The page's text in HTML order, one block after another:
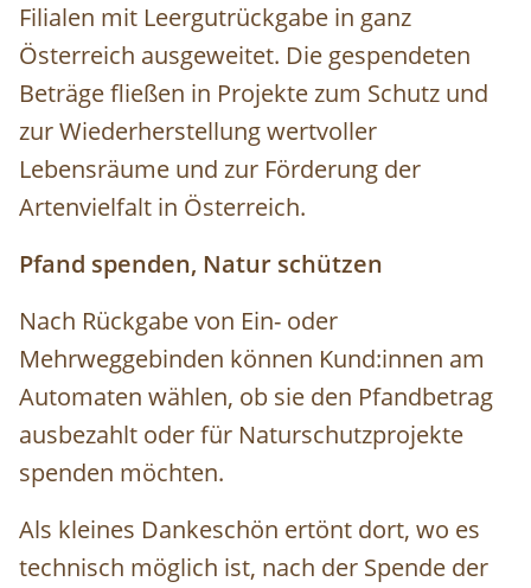
Filialen mit Leergutrückgabe in ganz
Österreich ausgeweitet. Die gespendeten
Beträge fließen in Projekte zum Schutz und
zur Wiederherstellung wertvoller
Lebensräume und zur Förderung der
Artenvielfalt in Österreich.
Pfand spenden, Natur schützen
Nach Rückgabe von Ein- oder
Mehrweggebinden können Kund:innen am
Automaten wählen, ob sie den Pfandbetrag
ausbezahlt oder für Naturschutzprojekte
spenden möchten.
Als kleines Dankeschön ertönt dort, wo es
technisch möglich ist, nach der Spende der